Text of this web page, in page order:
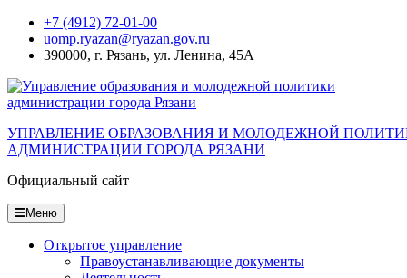
Перейти
содержанию
+7 (4912) 72-01-00
uomp.ryazan@ryazan.gov.ru
390000, г. Рязань, ул. Ленина, 45А
УПРАВЛЕНИЕ ОБРАЗОВАНИЯ И МОЛОДЕЖНОЙ
АДМИНИСТРАЦИИ ГОРОДА РЯЗАНИ
Официальный сайт
Меню
Открытое управление
Правоустанавливающие документы